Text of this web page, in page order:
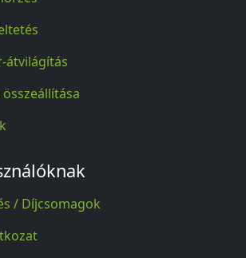
átvilágítás
/ Díjcsomagok